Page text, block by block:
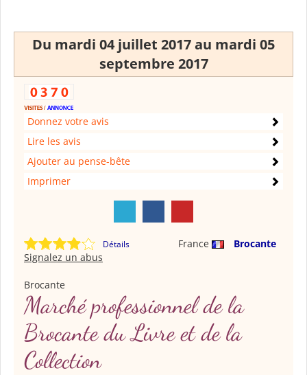
Du mardi 04 juillet 2017 au mardi 05
septembre 2017
Donnez votre avis
Lire les avis
Ajouter au pense-bête
Imprimer
Détails France
Brocante
Signalez un abus
Brocante
Marché professionnel de la
Brocante du Livre et de la
Collection